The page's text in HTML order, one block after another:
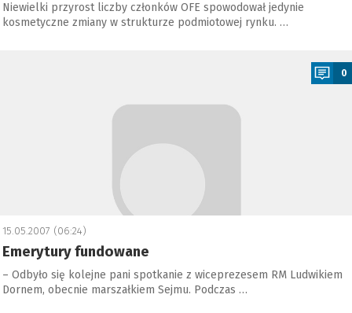
Niewielki przyrost liczby członków OFE spowodował jedynie
kosmetyczne zmiany w strukturze podmiotowej rynku. …
0
15.05.2007 (06:24)
Emerytury fundowane
– Odbyło się kolejne pani spotkanie z wiceprezesem RM Ludwikiem
Dornem, obecnie marszałkiem Sejmu. Podczas …